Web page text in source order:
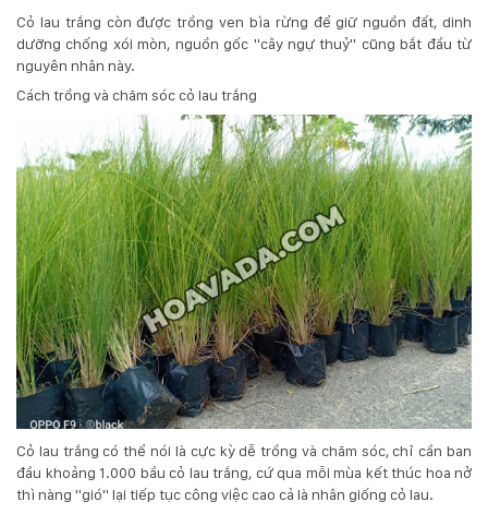
Cỏ lau trắng còn được trồng ven bìa rừng để giữ nguồn đất, dinh
dưỡng chống xói mòn, nguồn gốc "cây ngự thuỷ" cũng bắt đầu từ
nguyên nhân này.
Cách trồng và chăm sóc cỏ lau trắng
Cỏ lau trắng có thể nói là cực kỳ dễ trồng và chăm sóc, chỉ cần ban
đầu khoảng 1.000 bầu cỏ lau trắng, cứ qua mỗi mùa kết thúc hoa nở
thì nàng "gió" lại tiếp tục công việc cao cả là nhân giống cỏ lau.